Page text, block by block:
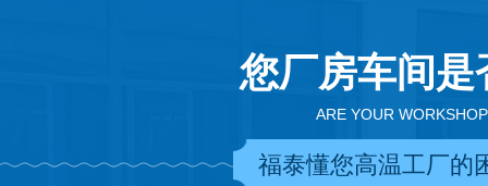
您厂房车间
ARE YOUR
福泰懂您高温工厂的